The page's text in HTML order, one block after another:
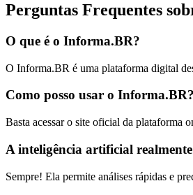
Perguntas Frequentes
O que é o Informa.BR?
O Informa.BR é uma plataforma digital
Como posso usar o Informa.BR?
Basta acessar o site oficial da plataforma
A inteligência artificial
Sempre! Ela permite análises rápidas e